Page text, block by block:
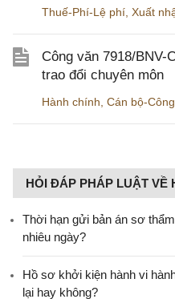
Thuế-Phí-Lệ phí Xuất
Công văn 7918/BNV-
trao đổi chuyên môn
Hành chính Cán bộ-
HỎI ĐÁP PHÁP LUẬT VỀ
Thời hạn gửi bản án sơ
nhiêu ngày?
Hồ sơ khởi kiện hành vi
lại hay không?